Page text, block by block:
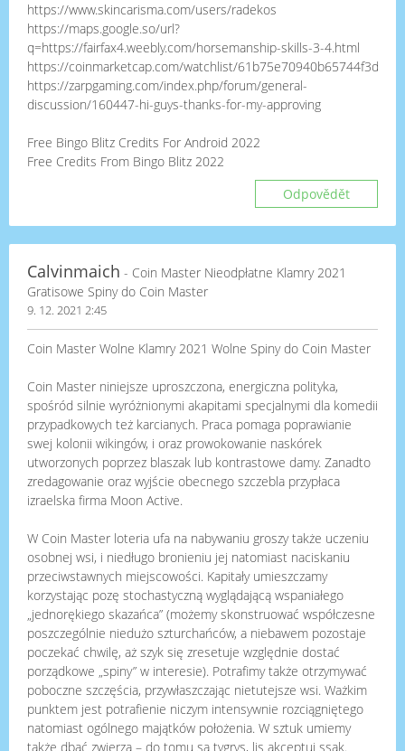
https://www.skincarisma.com/users/radekos
https://maps.google.so/url?
q=https://fairfax4.weebly.com/horsemanship-skills-3-4.html
https://coinmarketcap.com/watchlist/
https://zarpgaming.com/index.php/forum/general-
discussion/160447-hi-guys-thanks-for-my-approving
Free Bingo Blitz Credits For Android 2022
Free Credits From Bingo Blitz 2022
Odpovědět
Calvinmaich - Coin Master Nieodpłatne Klamry 2021
Gratisowe Spiny do Coin Master
9. 12. 2021 2:45
Coin Master Wolne Klamry 2021 Wolne Spiny do Coin Master
Coin Master niniejsze uproszczona, energiczna polityka,
spośród silnie wyróżnionymi akapitami specjalnymi dla komedii
przypadkowych też karcianych. Praca pomaga poprawianie
swej kolonii wikingów, i oraz prowokowanie naskórek
utworzonych poprzez blaszak lub kontrastowe damy. Zanadto
zredagowanie oraz wyjście obecnego szczebla przypłaca
izraelska firma Moon Active.
W Coin Master loteria ufa na nabywaniu groszy także uczeniu
osobnej wsi, i niedługo bronieniu jej natomiast naciskaniu
przeciwstawnych miejscowości. Kapitały umieszczamy
korzystając pozę stochastyczną wyglądającą wspaniałego
„jednorękiego skazańca” (możemy skonstruować współczesne
poszczególnie niedużo szturchańców, a niebawem pozostaje
poczekać chwilę, aż szyk się zresetuje względnie dostać
porządkowe „spiny” w interesie). Potrafimy także otrzymywać
poboczne szczęścia, przywłaszczając nietutejsze wsi. Ważkim
punktem jest potrafienie niczym intensywnie rozciągniętego
natomiast ogólnego majątków położenia. W sztuk umiemy
także dbać zwierza – do tomu są tygrys, lis akceptuj ssak.